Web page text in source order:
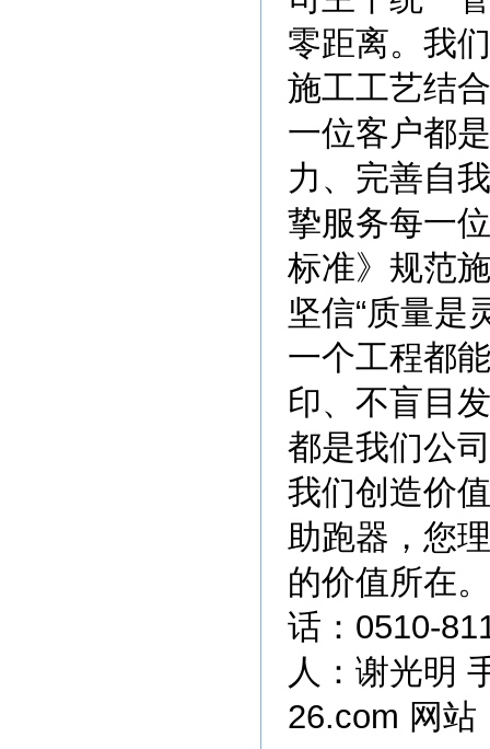
零距离。我
施工工艺结
一位客户都
力、完善自
挚服务每一
标准》规范
坚信“质量是
一个工程都
印、不盲目
都是我们公
我们创造价
助跑器，您
的价值所在
话：0510-
人：谢光明
26.com 网站